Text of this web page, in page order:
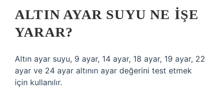
ALTIN AYAR SUYU NE IŞE
YARAR?
Altın ayar suyu, 9 ayar, 14 ayar, 18 ayar, 19 ayar, 22
ayar ve 24 ayar altının ayar değerini test etmek
için kullanılır.